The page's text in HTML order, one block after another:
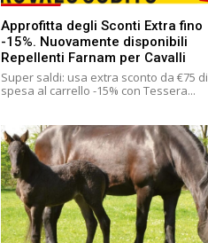
Approfitta degli Sconti Extra fino
-15%. Nuovamente disponibili
Repellenti Farnam per Cavalli
Super saldi: usa extra sconto da €75 di
spesa al carrello -15% con Tessera...